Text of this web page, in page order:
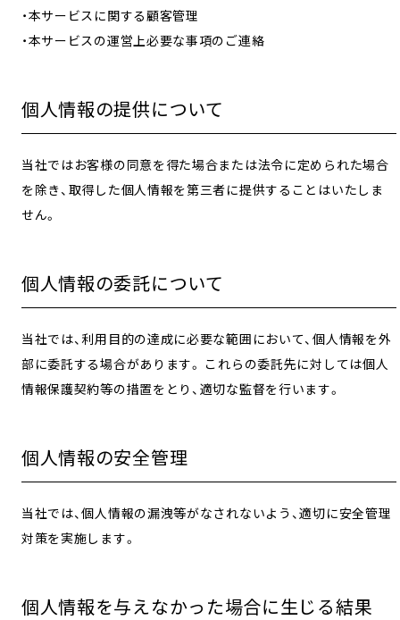
・本サービスに関する顧客管理
・本サービスの運営上必要な事項のご連絡
個人情報の提供について
当社ではお客様の同意を得た場合または法令に定められた場合
を除き、取得した個人情報を第三者に提供することはいたしま
せん。
個人情報の委託について
当社では、利用目的の達成に必要な範囲において、個人情報を外
部に委託する場合があります。 これらの委託先に対しては個人
情報保護契約等の措置をとり、適切な監督を行います。
個人情報の安全管理
当社では、個人情報の漏洩等がなされないよう、適切に安全管理
対策を実施します。
個人情報を与えなかった場合に生じる結果